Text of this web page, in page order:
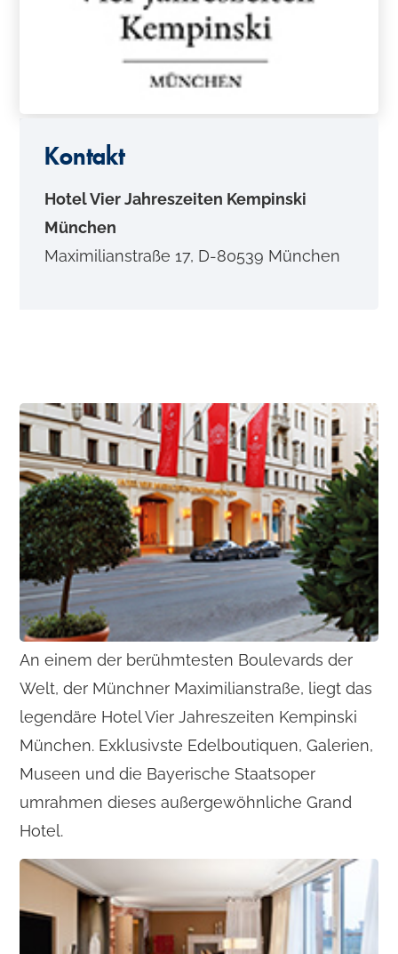
Kontakt
Hotel Vier Jahreszeiten Kempinski
München
Maximilianstraße 17, D-80539 München
An einem der berühmtesten Boulevards der
Welt, der Münchner Maximilianstraße, liegt das
legendäre Hotel Vier Jahreszeiten Kempinski
München. Exklusivste Edelboutiquen, Galerien,
Museen und die Bayerische Staatsoper
umrahmen dieses außergewöhnliche Grand
Hotel.